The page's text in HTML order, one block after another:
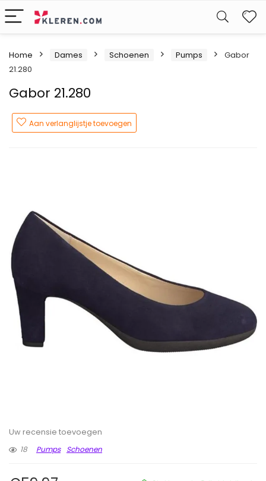
Home Dames Schoenen Pumps
Gabor
21.280
Gabor 21.280
Aan verlanglijstje toevoegen
Uw recensie toevoegen
18
Pumps Schoenen